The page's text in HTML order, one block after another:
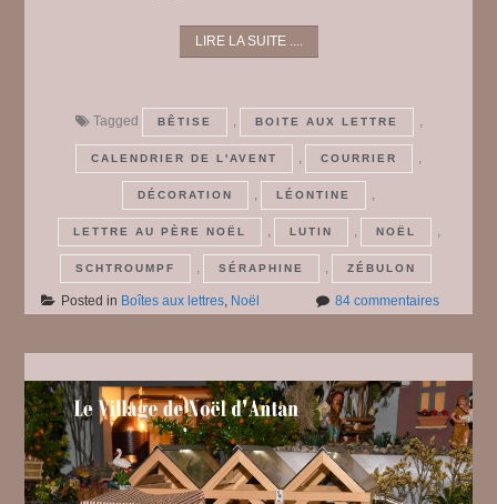
LIRE LA SUITE ....
Tagged BÊTISE BOITE AUX LETTRE
CALENDRIER DE L'AVENT COURRIER
DÉCORATION LÉONTINE
LETTRE AU PÈRE NOËL LUTIN NOËL
SCHTROUMPF SÉRAPHINE ZÉBULON
Posted in Boîtes aux lettres Noël 84 commentairessur
à
écrire
au
Père
Noël
?